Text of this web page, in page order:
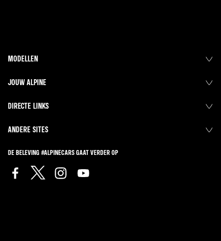
MODELLEN
JOUW ALPINE
DIRECTE LINKS
ANDERE SITES
DE BELEVING #ALPINECARS GAAT VERDER OP